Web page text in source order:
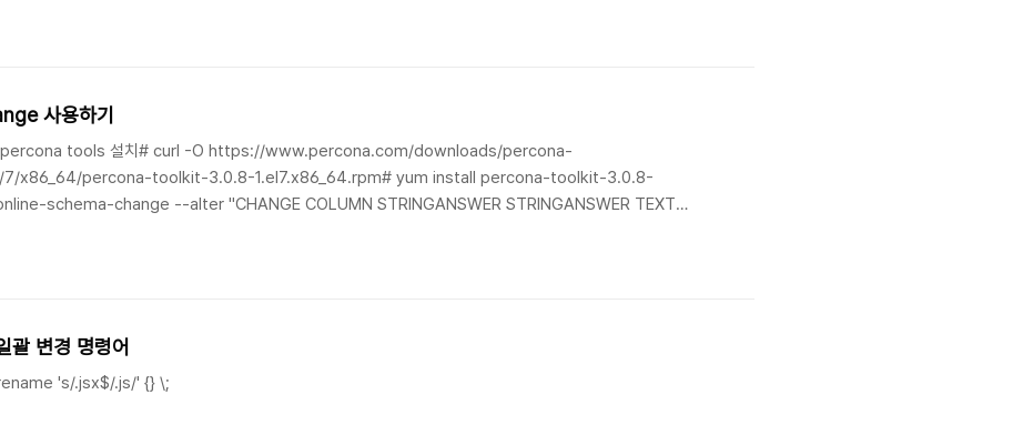
사용하기
tools 설치# curl -O https://www.percona.com/downloads/percona-
x86_64/percona-toolkit-3.0.8-1.el7.x86_64.rpm# yum install percona-toolkit-3.0.8-
schema-change --alter "CHANGE COLUMN STRINGANSWER STRINGANSWER TEXT
괄 변경 명령어
's/.jsx$/.js/' {} \;